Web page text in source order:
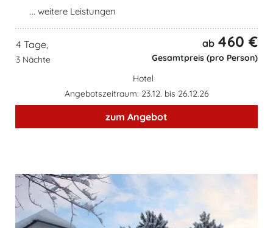
... weitere Leistungen
4 Tage,
3 Nächte
ab 460 €
Gesamtpreis (pro Person)
Hotel
Angebotszeitraum: 23.12. bis 26.12.26
zum Angebot